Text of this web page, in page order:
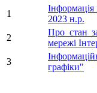
1
2023 н.р.
2
Про стан
мережі
3
графіки"